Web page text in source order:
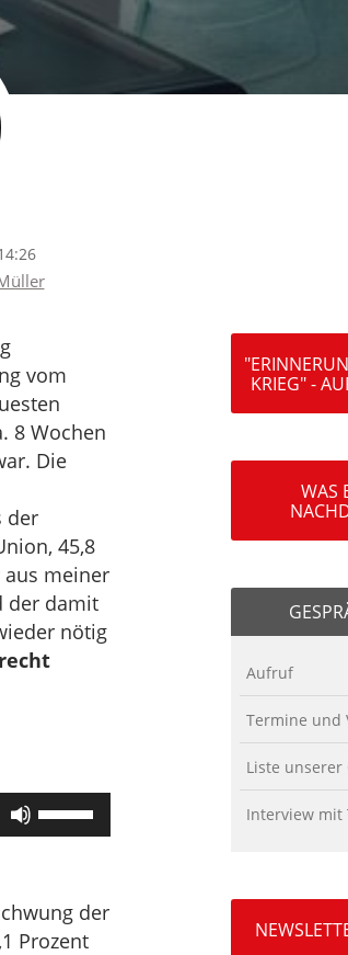
vom
8 Wochen
Die
der
45,8
aus meiner
der damit
nötig
Pfeiltasten
Hoch/Runter
die
Lautstärke
der
Prozent
KRIEG" -
WAS
Aufruf
Termine und
Liste unserer
Interview mit